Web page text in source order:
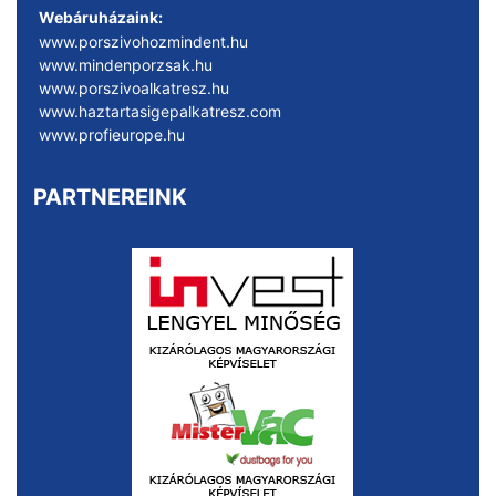
Webáruházaink:
www.porszivohozmindent.hu
www.mindenporzsak.hu
www.porszivoalkatresz.hu
www.haztartasigepalkatresz.com
www.profieurope.hu
PARTNEREINK